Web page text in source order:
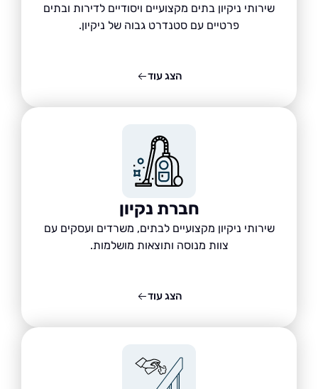
שירותי ניקיון בתים מקצועיים ויסודיים לדירות ובתים
פרטיים עם סטנדרט גבוה של ניקיון.
חברת נקיון
שירותי ניקיון מקצועיים לבתים, משרדים ועסקים עם
צוות מנוסה ותוצאות מושלמות.